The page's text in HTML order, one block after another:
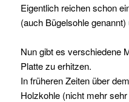
Eigentlich reichen schon
(auch Bügelsohle
Nun gibt es verschiedene
Platte zu erhitzen.
In früheren Zeiten über
Holzkohle (nicht mehr sehr